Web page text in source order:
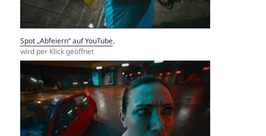
Spot „Abfeiern“ auf YouTube,
wird per Klick geöffnet